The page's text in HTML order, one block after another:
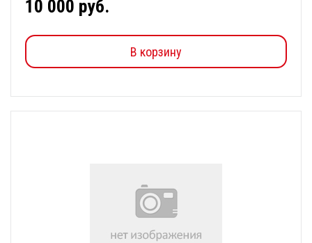
10 000 руб.
В корзину